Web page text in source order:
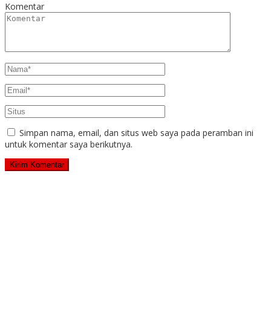
Komentar
Simpan nama, email, dan situs web saya pada peramban ini
untuk komentar saya berikutnya.